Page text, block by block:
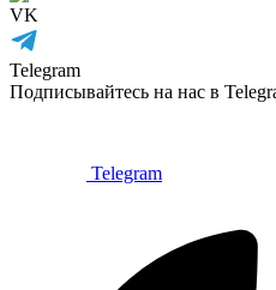
VK
Telegram
Подписывайтесь на нас в
Telegram